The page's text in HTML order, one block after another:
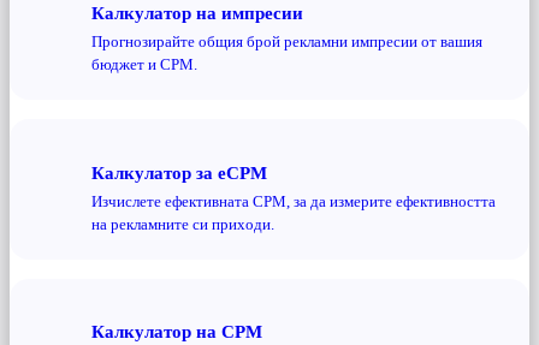
Калкулатор на импресии
Прогнозирайте общия брой рекламни импресии от вашия
бюджет и CPM.
Калкулатор за eCPM
Изчислете ефективната CPM, за да измерите ефективността
на рекламните си приходи.
Калкулатор на CPM